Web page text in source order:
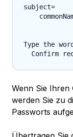
subject=
Type the
Confirm
Wenn Sie Ihren
werden Sie zu
Passworts